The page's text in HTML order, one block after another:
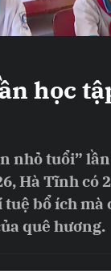
học
nhỏ tuổi”
Hà Tĩnh
bổ ích mà
quê hương.